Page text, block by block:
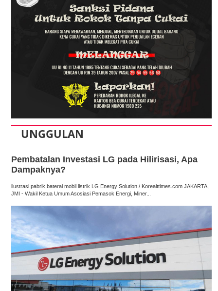
UNGGULAN
Pembatalan Investasi LG pada Hilirisasi, Apa
Dampaknya?
ilustrasi pabrik baterai mobil listrik LG Energy Solution / Koreaittimes.com JAKARTA,
JMI - Wakil Ketua Umum Asosiasi Pemasok Energi, Miner...